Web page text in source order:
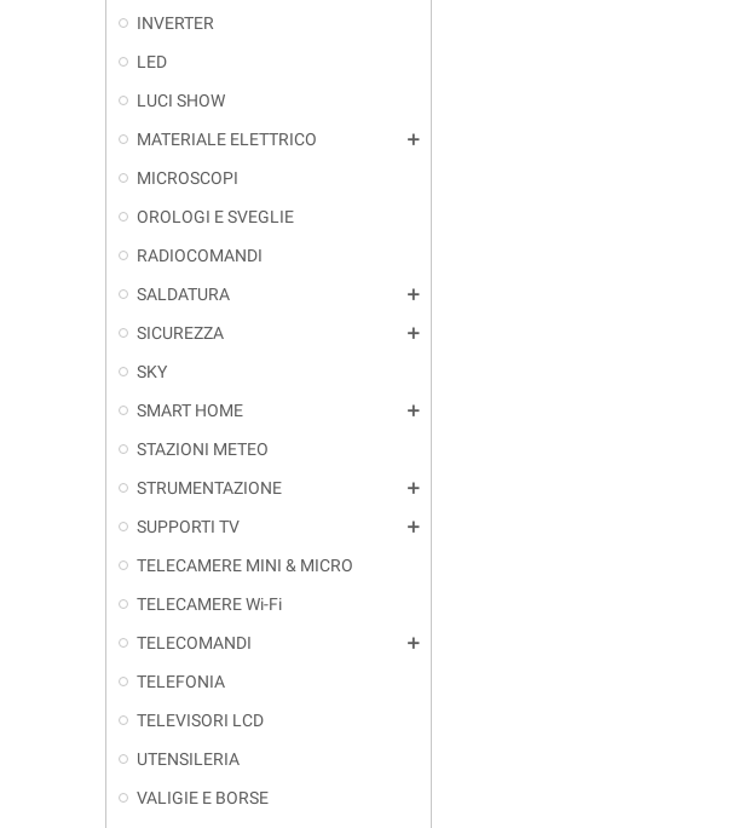
INVERTER
LED
LUCI SHOW
MATERIALE ELETTRICO
add
MICROSCOPI
OROLOGI E SVEGLIE
RADIOCOMANDI
SALDATURA
add
SICUREZZA add
SKY
SMART HOME
add
STAZIONI METEO
STRUMENTAZIONE
add
SUPPORTI TV add
TELECAMERE MINI & MICRO
TELECAMERE Wi-Fi
TELECOMANDI
add
TELEFONIA
TELEVISORI LCD
UTENSILERIA
VALIGIE E BORSE